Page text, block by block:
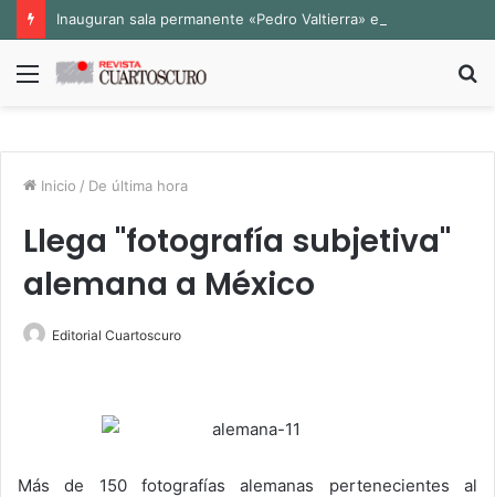
Menú
Inicio / De última hora
Llega "fotografía subjetiva"
alemana a México
Editorial Cuartoscuro
Más de 150 fotografías alemanas pertenecientes al